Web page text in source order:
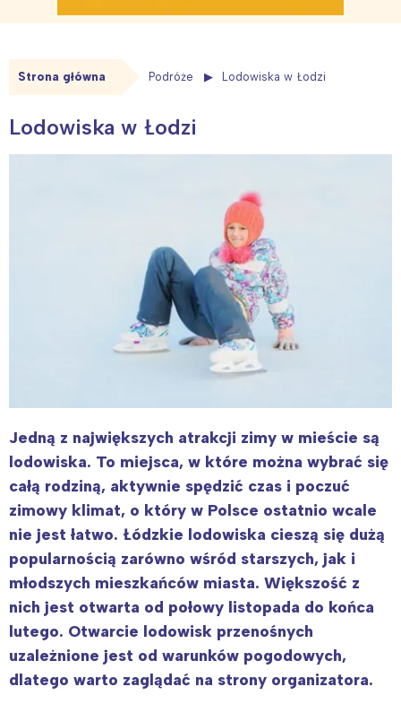
Strona główna Podróże Lodowiska w Łodzi
Lodowiska w Łodzi
Jedną z największych atrakcji zimy w mieście są
lodowiska. To miejsca, w które można wybrać się
całą rodziną, aktywnie spędzić czas i poczuć
zimowy klimat, o który w Polsce ostatnio wcale
nie jest łatwo. Łódzkie lodowiska cieszą się dużą
popularnością zarówno wśród starszych, jak i
młodszych mieszkańców miasta. Większość z
nich jest otwarta od połowy listopada do końca
lutego. Otwarcie lodowisk przenośnych
uzależnione jest od warunków pogodowych,
dlatego warto zaglądać na strony organizatora.